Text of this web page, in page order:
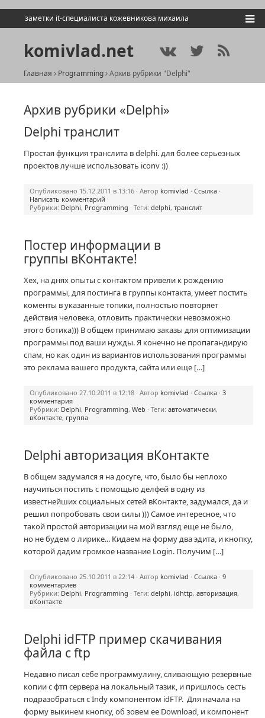
заметки it-специалиста кожевникова михаила
komivlad.net
Главная Programming Архив рубрики "Delphi"
Архив рубрики «Delphi»
Delphi транслит
Простая функция транслита в delphi. для более серьезных
проектов лучше использовать iconv :))
Опубликовано 15.12.2011 в 13:16 · Автор komivlad · Ссылка ·
Написать комментарий
Рубрики: Delphi, Programming · Теги: delphi, транслит
Постер информации в
группы вКонтакте!
Хех, на днях опыты с контактом привели к рождению
программы, для постинга в группы контакта, умеет постить
коменты в указанные топики, полностью повторяет
действия человека, отловить практически невозможно
этого ботика))) В общем принимаю заказы для оптимизации
программы под ваши нужды. Я конечно не пропагандирую
спам, но как один из вариантов использования программы
это реклама вашего продукта, сайта или еще […]
Опубликовано 27.10.2011 в 12:18 · Автор komivlad · Ссылка · 3
комментария
Рубрики: Delphi, Programming, Web · Теги: автоматически,
вКонтакте, группа
Delphi авторизация вКонтакте
В общем задумался я на досуге, что, было бы неплохо
научиться постить с помощью делфей в одну из
известнейших социальных сетей вКонтакте, задумался, да и
решил попробовать свои силы ))) Самое интересное, что
такой простой авторизации на мой взгляд еще не было,
но не будем о лирике... Кидаем на форму два эдита, и кнопку,
которой дадим громкое название Login. Получим […]
Опубликовано 25.10.2011 в 22:14 · Автор komivlad · Ссылка · 9
комментариев
Рубрики: Delphi, Programming · Теги: delphi, idhttp, авторизация,
вКонтакте
Delphi idFTP пример скачивания
файла с ftp
Недавно писал себе программулину, сливающую резервные
копии с фтп сервера на локальный тазик, и пришлось сесть
подразобраться с Indy компонентом idFTP. Для начала на
форму выкинем кнопку, об зовем ее Download, и компонент